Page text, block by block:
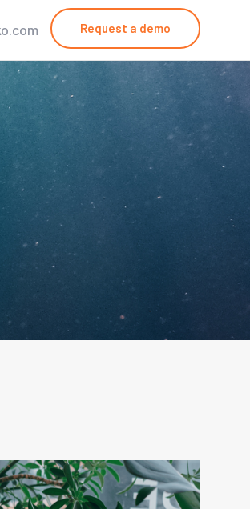
Request a demo